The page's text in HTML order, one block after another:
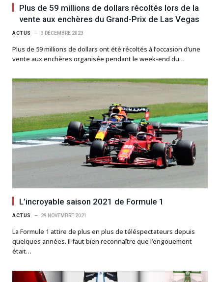
Plus de 59 millions de dollars récoltés lors de la
vente aux enchères du Grand-Prix de Las Vegas
ACTUS 3 DÉCEMBRE 2023
Plus de 59 millions de dollars ont été récoltés à l’occasion d’une
vente aux enchères organisée pendant le week-end du…
L’incroyable saison 2021 de Formule 1
ACTUS 29 NOVEMBRE 2021
La Formule 1 attire de plus en plus de téléspectateurs depuis
quelques années. Il faut bien reconnaître que l’engouement
était…